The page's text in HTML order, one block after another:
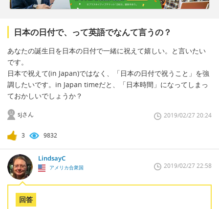
日本の日付で、って英語でなんて言うの？
あなたの誕生日を日本の日付で一緒に祝えて嬉しい。と言いたい
です。
日本で祝えて(in Japan)ではなく、「日本の日付で祝うこと」を強
調したいです。in Japan timeだと、「日本時間」になってしまっ
ておかしいでしょうか？
sjさん 2019/02/27 20:24
3 9832
LindsayC
アメリカ合衆国 2019/02/27 22:58
回答